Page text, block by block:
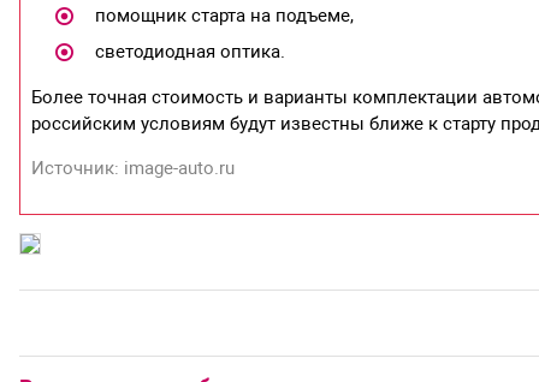
помощник старта на подъеме,
светодиодная оптика.
Более точная стоимость и варианты комплектации
российским условиям будут известны ближе к старту
Источник: image-auto.ru